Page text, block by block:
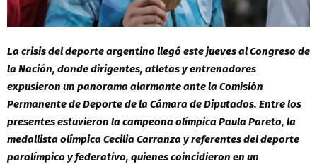
La crisis del deporte argentino llegó este jueves al Congreso de
la Nación, donde dirigentes, atletas y entrenadores
expusieron un panorama alarmante ante la Comisión
Permanente de Deporte de la Cámara de Diputados. Entre los
presentes estuvieron la campeona olímpica Paula Pareto, la
medallista olímpica Cecilia Carranza y referentes del deporte
paralímpico y federativo, quienes coincidieron en un